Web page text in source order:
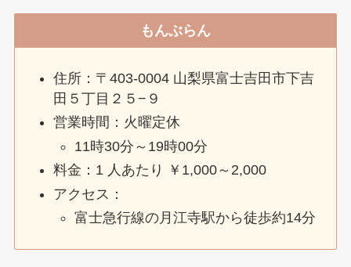
もんぶらん
住所：〒403-0004 山梨県富士吉田市下吉
田５丁目２５−９
営業時間：火曜定休
11時30分～19時00分
料金：1 人あたり ￥1,000～2,000
アクセス：
富士急行線の月江寺駅から徒歩約14分